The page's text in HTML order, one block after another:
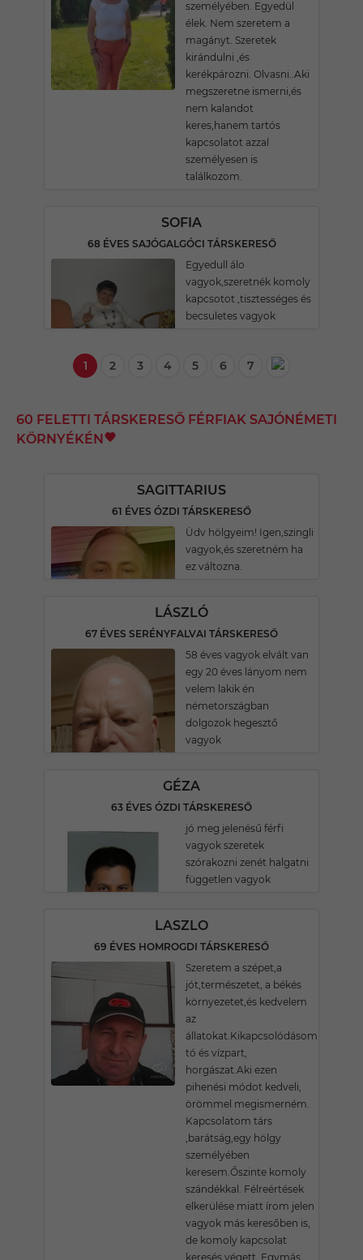
személyében. Egyedül
élek. Nem szeretem a
magányt. Szeretek
kirándulni ,és
kerékpározni. Olvasni..Aki
megszeretne ismerni,és
nem kalandot
keres,hanem tartós
kapcsolatot azzal
személyesen is
találkozom.
SOFIA
68 ÉVES SAJÓGALGÓCI TÁRSKERESŐ
Egyedull álo
vagyok,szeretnék komoly
kapcsotot ,tisztességes és
becsuletes vagyok
1 2 3 4 5 6 7
60 FELETTI TÁRSKERESŐ FÉRFIAK SAJÓNÉMETI
KÖRNYÉKÉN
SAGITTARIUS
61 ÉVES ÓZDI TÁRSKERESŐ
Üdv hölgyeim! Igen,szingli
vagyok,és szeretném ha
ez változna.
LÁSZLÓ
67 ÉVES SERÉNYFALVAI TÁRSKERESŐ
58 éves vagyok elvált van
egy 20 éves lányom nem
velem lakik én
németországban
dolgozok hegesztő
vagyok
GÉZA
63 ÉVES ÓZDI TÁRSKERESŐ
jó meg jelenésű férfi
vagyok szeretek
szórakozni zenét halgatni
független vagyok
LASZLO
69 ÉVES HOMROGDI TÁRSKERESŐ
Szeretem a szépet,a
jót,természetet, a békés
környezetet,és kedvelem
az
állatokat.Kikapcsolódásom
tó és vízpart,
horgászat.Aki ezen
pihenési módot kedveli,
örömmel megismerném.
Kapcsolatom társ
,barátság,egy hölgy
személyében
keresem.Őszinte komoly
szándékkal. Félreértések
elkerülése miatt írom jelen
vagyok más keresőben is,
de komoly kapcsolat
keresés végett .Egymás